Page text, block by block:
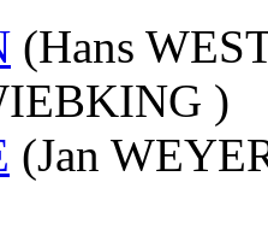
(Hans
)
(Jan